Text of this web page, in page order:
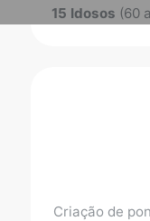
15 Idosos (60
Criação de